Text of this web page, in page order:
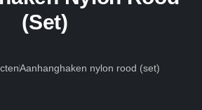
(set)
Aanhanghaken nylon rood (set)